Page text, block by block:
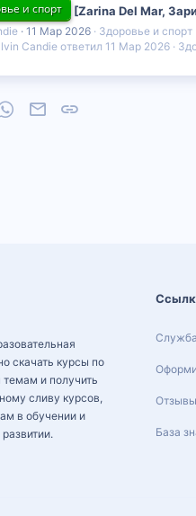
и спорт [Zarina Del Mar,
11 Мар 2026
Здоровье и спорт
11 Мар 2026
Candie
WhatsAppЭлектронная почта
скачать курсы по
и получить
сливу курсов,
в обучении и
Отзывы
База